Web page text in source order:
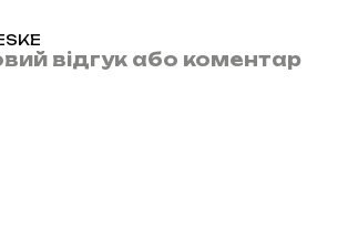
відгук або коментар